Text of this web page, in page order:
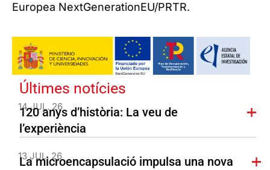
Europea NextGenerationEU/PRTR.
Últimes notícies
14 JUL. 26
120 anys d’història: La veu de
l’experiència
13 JUL. 26
La microencapsulació impulsa una nova